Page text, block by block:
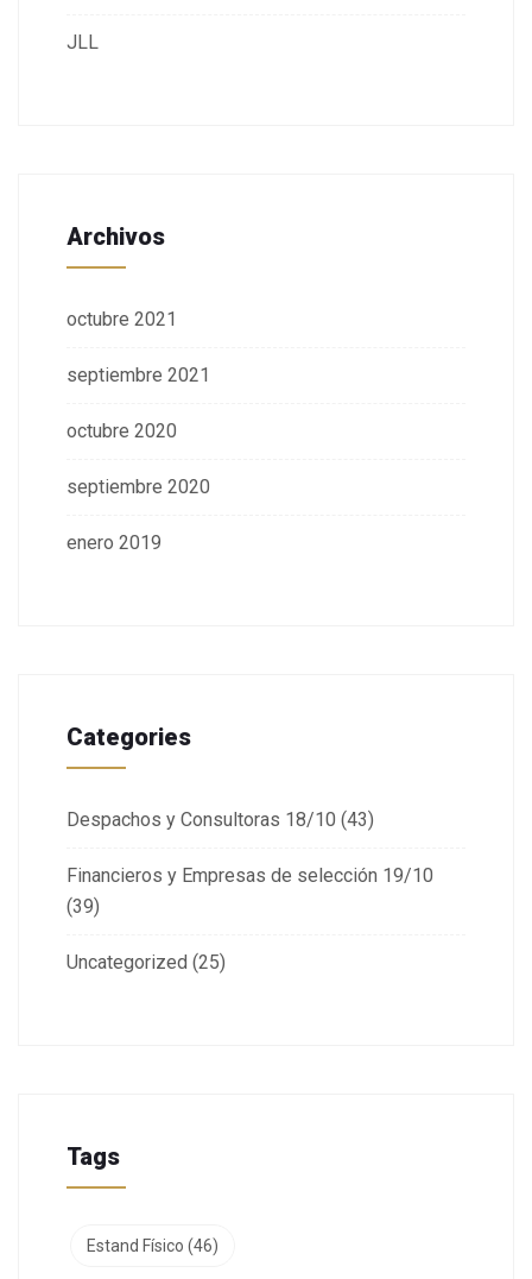
JLL
Archivos
octubre 2021
septiembre 2021
octubre 2020
septiembre 2020
enero 2019
Categories
Despachos y Consultoras 18/10 (43)
Financieros y Empresas de selección 19/10
(39)
Uncategorized (25)
Tags
Estand Físico (46)